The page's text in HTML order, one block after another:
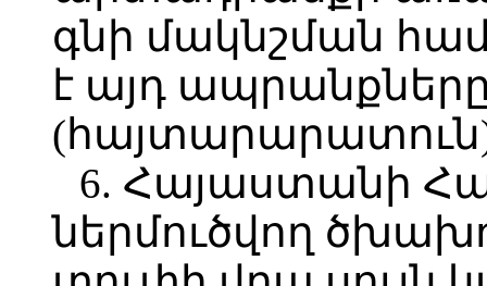
գնի մակնշման
է այդ
6. Հայաստանի
ներմուծվող